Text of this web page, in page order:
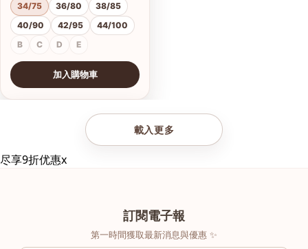
34/75
36/80
38/85
40/90
42/95
44/100
B
C D E
加入購物車
載入更多
尽享9折优惠x
訂閱電子報
第一時間獲取最新消息與優惠 ✨